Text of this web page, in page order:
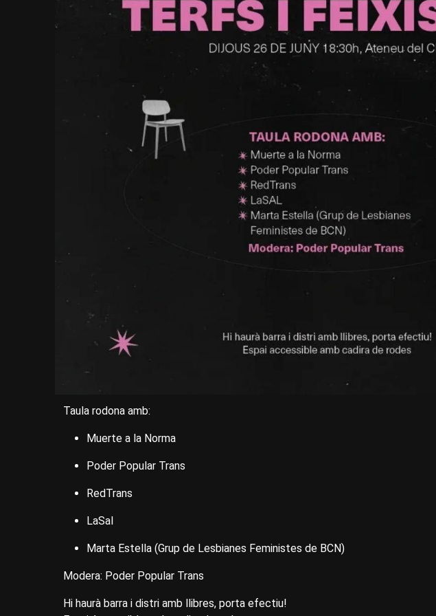
Taula rodona amb:
Muerte a la Norma
Poder Popular Trans
RedTrans
LaSal
Marta Estella (Grup de Lesbianes Feministes de BCN)
Modera: Poder Popular Trans
Hi haurà barra i distri amb llibres, porta efectiu!